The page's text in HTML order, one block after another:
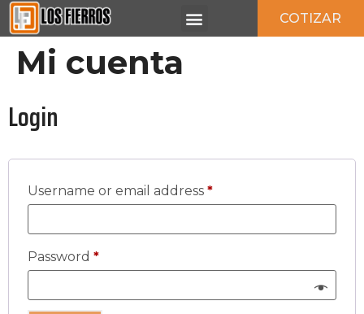
COTIZAR
Mi cuenta
Login
Username or email address *
Password *